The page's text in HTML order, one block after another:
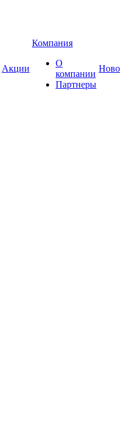
Акции
Компания
О
компании
Партнеры